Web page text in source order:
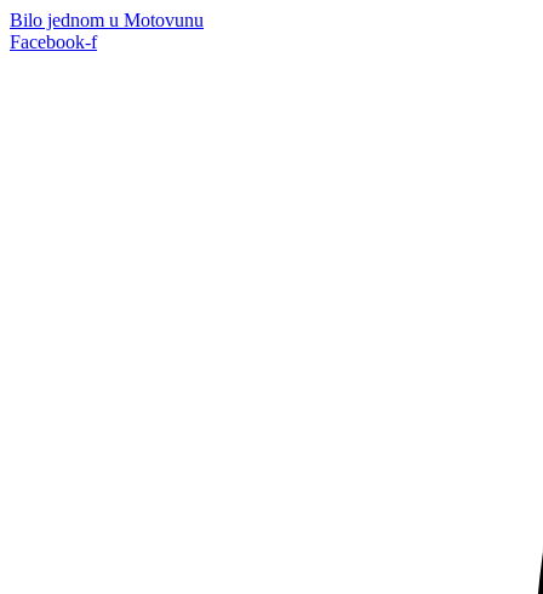
Idi
na
Bilo jednom u Motovunu
Facebook-f